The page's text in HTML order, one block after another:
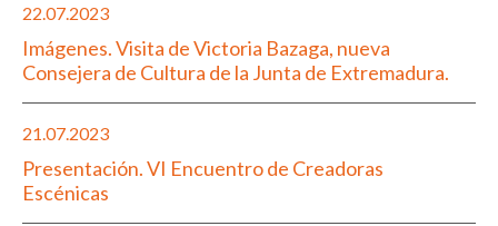
22.07.2023
Imágenes. Visita de Victoria Bazaga, nueva
Consejera de Cultura de la Junta de Extremadura.
21.07.2023
Presentación. VI Encuentro de Creadoras
Escénicas